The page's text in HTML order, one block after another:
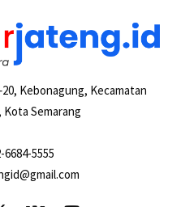
Kebonagung, Kecamatan
Kota Semarang
6684-5555